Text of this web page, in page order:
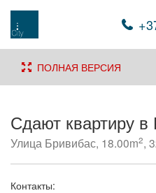
ПОЛНАЯ ВЕРСИЯ
Сдают квартиру в
Улица Бривибас, 18.00m2,
Контакты: